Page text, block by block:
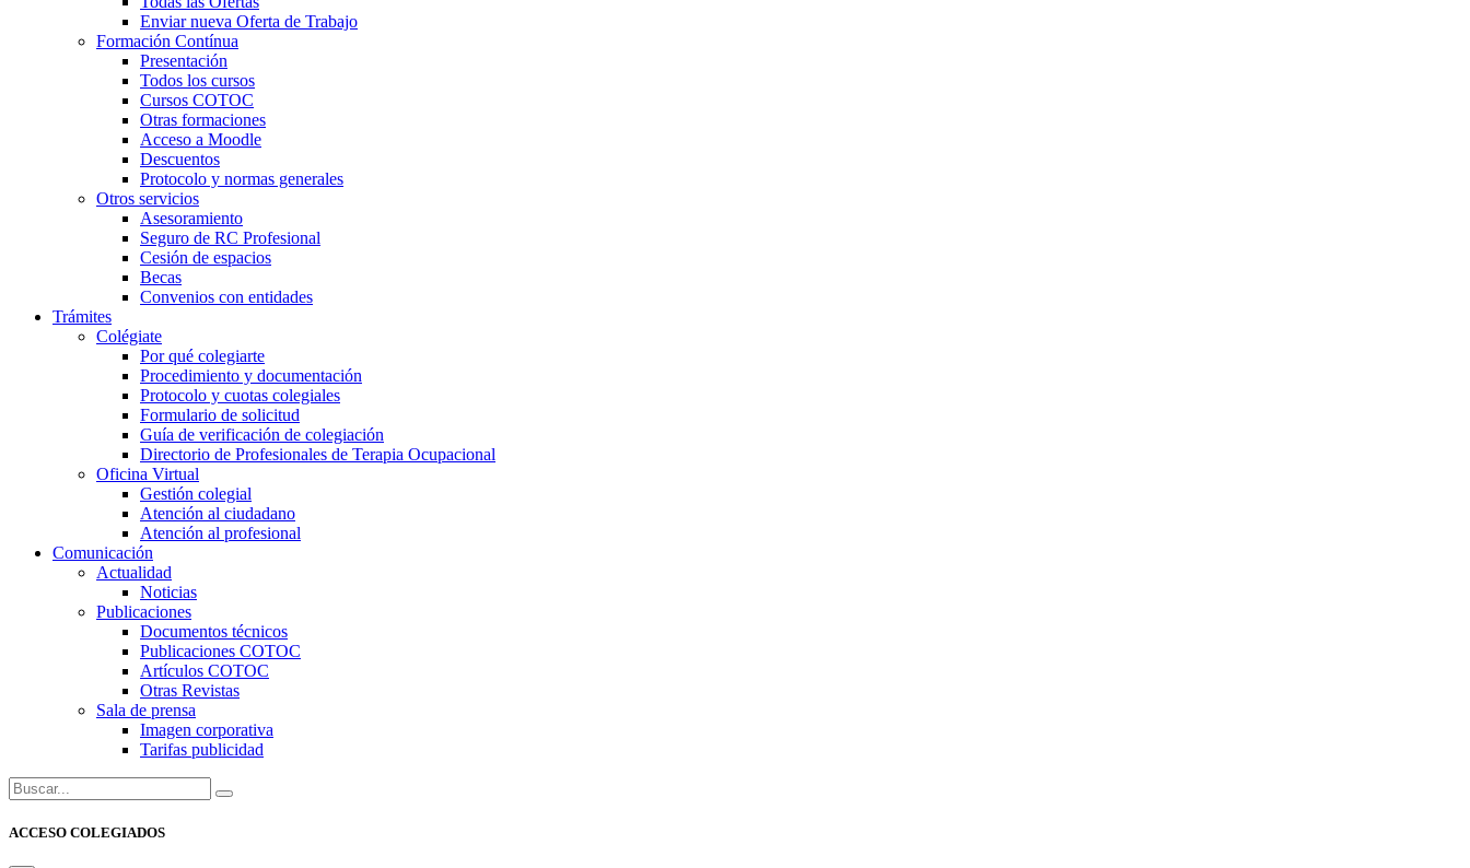
Enviar nueva Oferta de Trabajo
Formación Contínua
Presentación
Todos los cursos
Cursos COTOC
Otras formaciones
Acceso a Moodle
Descuentos
Protocolo y normas generales
Otros servicios
Asesoramiento
Seguro de RC Profesional
Cesión de espacios
Becas
Convenios con entidades
Trámites
Colégiate
Por qué colegiarte
Procedimiento y documentación
Protocolo y cuotas colegiales
Formulario de solicitud
Guía de verificación de colegiación
Directorio de Profesionales de Terapia Ocupacional
Oficina Virtual
Gestión colegial
Atención al ciudadano
Atención al profesional
Comunicación
Actualidad
Noticias
Publicaciones
Documentos técnicos
Publicaciones COTOC
Artículos COTOC
Otras Revistas
Sala de prensa
Imagen corporativa
Tarifas publicidad
Buscar:
ACCESO COLEGIADOS